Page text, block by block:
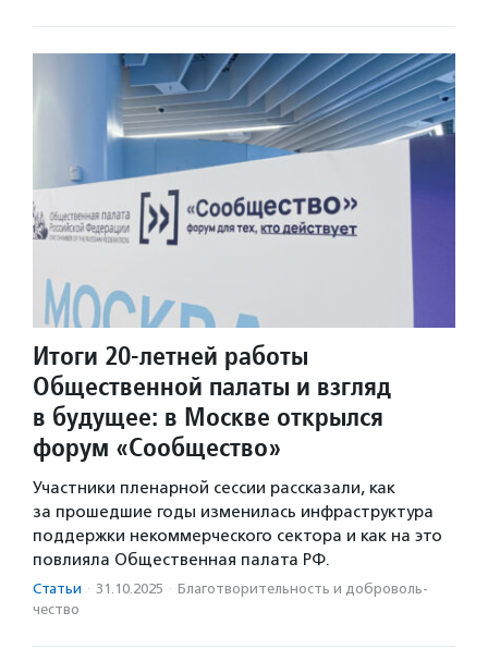
Итоги 20-летней работы
Общественной палаты и взгляд
в будущее: в Москве открылся
форум «Сообщество»
Участники пленарной сессии рассказали, как
за прошедшие годы изменилась инфраструктура
поддержки некоммерческого сектора и как на это
повлияла Общественная палата РФ.
Статьи · 31.10.2025 · Благотвори­тель­ность и доброволь­
чест­во